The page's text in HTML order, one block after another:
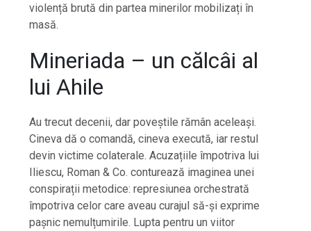
violență brută din partea minerilor mobilizați în
masă.
Mineriada – un călcâi al
lui Ahile
Au trecut decenii, dar poveștile rămân aceleași.
Cineva dă o comandă, cineva execută, iar restul
devin victime colaterale. Acuzațiile împotriva lui
Iliescu, Roman & Co. conturează imaginea unei
conspirații metodice: represiunea orchestrată
împotriva celor care aveau curajul să-și exprime
pașnic nemulțumirile. Lupta pentru un viitor